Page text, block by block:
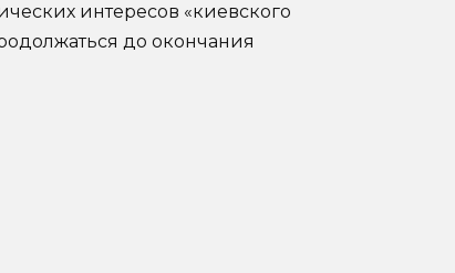
интересов «киевского
до окончания